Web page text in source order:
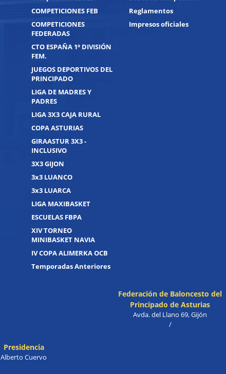
COMPETICIONES FEB
COMPETICIONES
FEDERADAS
CTO ESPAÑA 1ª DIVISIÓN
FEM.
JUEGOS DEPORTIVOS DEL
PRINCIPADO
LIGA DE MADRES Y
PADRES
LIGA 3X3 CAJA RURAL
COPA ASTURIAS
GIRAASTUR 3X3 -
INCLUSIVO
3X3 GIJON
3x3 LUANCO
3x3 LUARCA
LIGA MAXIBASKET
ESCUELAS FBPA
XIV TORNEO
MINIBASKET NAVIA
IV COPA ALIMERKA OCB
Temporadas Anteriores
Reglamentos
Impresos oficiales
Federación de Baloncesto del
Principado de Asturias
Avda. del Llano 69, Gijón
/
Presidencia
Alberto Cuervo